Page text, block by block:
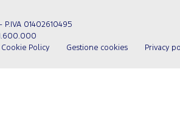
P.IVA 01402610495
Cookie Policy Gestione cookies Privacy